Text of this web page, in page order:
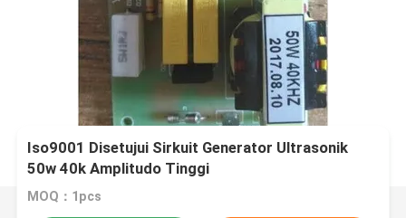
Iso9001 Disetujui Sirkuit Generator Ultrasonik
50w 40k Amplitudo Tinggi
MOQ：1pcs